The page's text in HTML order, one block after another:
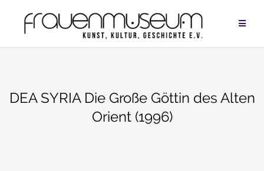
springen
DEA SYRIA Die Große Göttin des Alten
Orient (1996)